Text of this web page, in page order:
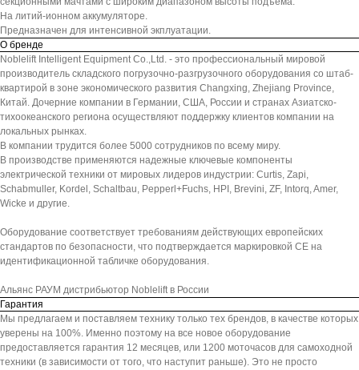
На литий-ионном аккумуляторе.
Предназначен для интенсивной экплуатации.
О бренде
Noblelift Intelligent Equipment Co.,Ltd. - это профессиональный мировой
производитель складского погрузочно-разгрузочного оборудования со штаб-
квартирой в зоне экономического развития Changxing, Zhejiang Province,
Китай. Дочерние компании в Германии, США, России и странах Азиатско-
тихоокеанского региона осуществляют поддержку клиентов компании на
локальных рынках.
В компании трудится более 5000 сотрудников по всему миру.
В производстве применяются надежные ключевые компоненты
электрической техники от мировых лидеров индустрии: Curtis, Zapi,
Schabmuller, Kordel, Schaltbau, Pepperl+Fuchs, HPI, Brevini, ZF, Intorq, Amer,
Wicke и другие.
Оборудование соответствует требованиям действующих европейских
стандартов по безопасности, что подтверждается маркировкой СЕ на
идентификационной табличке оборудования.
Альянс РАУМ дистрибьютор Noblelift в России
Гарантия
Мы предлагаем и поставляем технику только тех брендов, в качестве которых
уверены на 100%. Именно поэтому на все новое оборудование
предоставляется гарантия 12 месяцев, или 1200 моточасов для самоходной
техники (в зависимости от того, что наступит раньше). Это не просто